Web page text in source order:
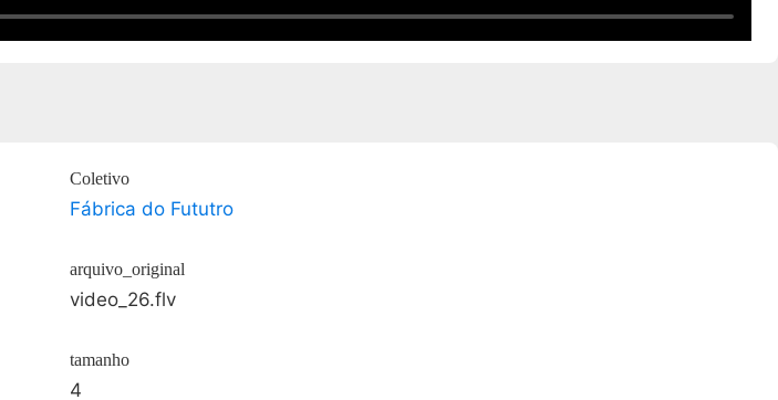
Coletivo
Fábrica do Fututro
arquivo_original
video_26.flv
tamanho
4